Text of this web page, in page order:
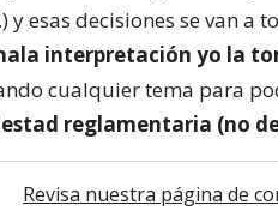
esas decisiones se van a
interpretación yo la
cualquier tema para
reglamentaria (no
Revisa nuestra página de